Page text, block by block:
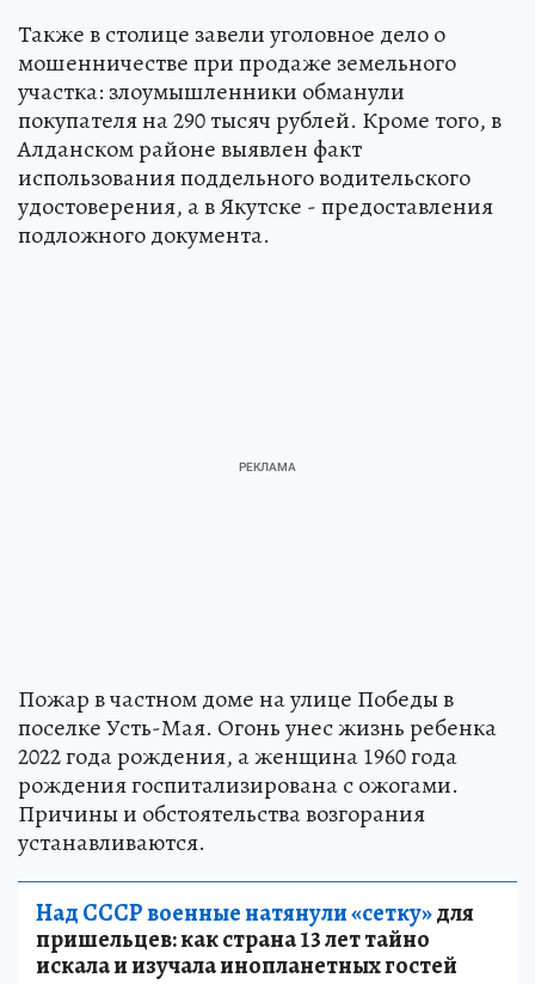
Также в столице завели уголовное дело о
мошенничестве при продаже земельного
участка: злоумышленники обманули
покупателя на 290 тысяч рублей. Кроме того, в
Алданском районе выявлен факт
использования поддельного водительского
удостоверения, а в Якутске - предоставления
подложного документа.
Пожар в частном доме на улице Победы в
поселке Усть-Мая. Огонь унес жизнь ребенка
2022 года рождения, а женщина 1960 года
рождения госпитализирована с ожогами.
Причины и обстоятельства возгорания
устанавливаются.
Над СССР военные натянули «сетку»для
пришельцев: как страна 13 лет тайно
искала и изучала инопланетных гостей